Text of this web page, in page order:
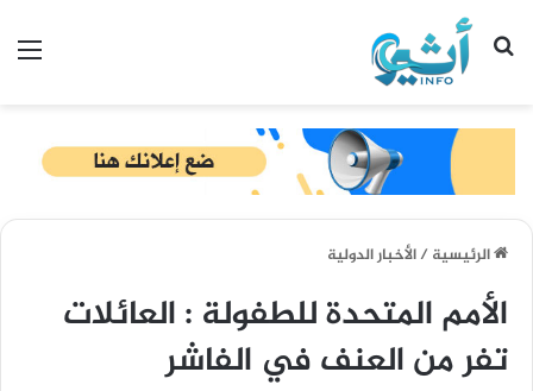
بحث عن
الرئيسية/الأخبار الدولية
الأمم المتحدة للطفولة : العائلات
تفر من العنف في الفاشر